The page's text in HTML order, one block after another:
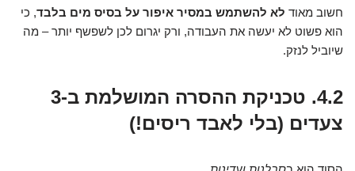
חשוב מאוד לא להשתמש במסיר איפור על בסיס מים בלבד, כי
הוא פשוט לא יעשה את העבודה, ורק יגרום לכן לשפשף יותר – מה
שיוביל לנזק.
4.2. טכניקת ההסרה המושלמת ב-3
צעדים (בלי לאבד ריסים!)